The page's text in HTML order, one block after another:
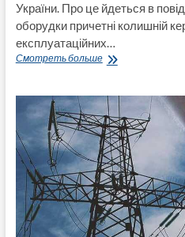
України. Про це йдеться в
оборудки причетні колишній
експлуатаційних…
Смотреть большеНацполіція
розкрадання
25
мільйонів,
виділених
на
електроенергію
для
ЗСУ